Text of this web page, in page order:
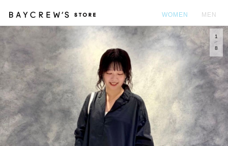
WOMEN MEN
1
8